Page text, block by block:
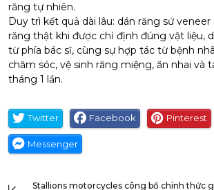
răng tự nhiên.
Duy trì kết quả dài lâu: dán răng sứ
răng thật khi được chỉ định đúng vật liệu,
từ phía bác sĩ, cùng sự hợp tác từ bệnh
chăm sóc, vệ sinh răng miệng, ăn nhai và
tháng 1 lần.
Twitter Facebook Pinterest
Messenger
stallions motorcycles công bố chính thức giá bán các dòng xe